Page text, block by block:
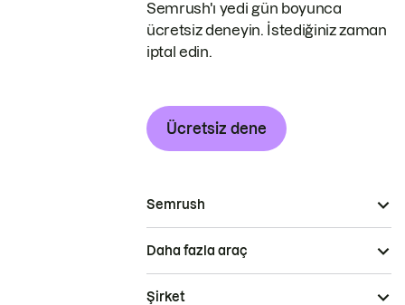
Semrush'ı yedi gün boyunca
ücretsiz deneyin. İstediğiniz zaman
iptal edin.
Ücretsiz dene
Semrush
Daha fazla araç
Şirket